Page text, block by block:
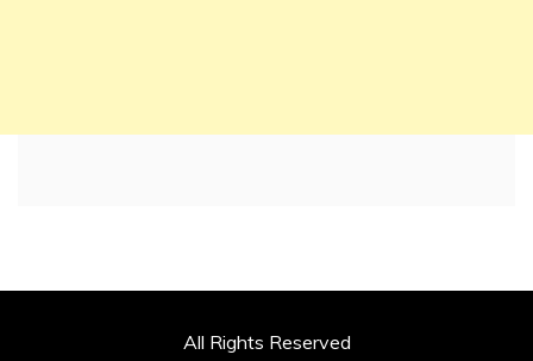
All Rights Reserved